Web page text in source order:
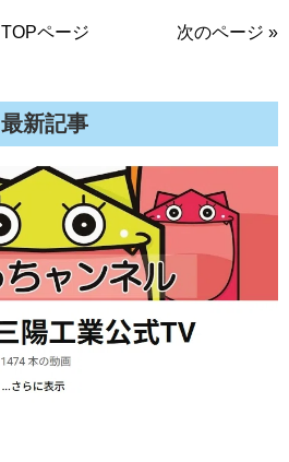
TOPページ 次のページ »
最新記事